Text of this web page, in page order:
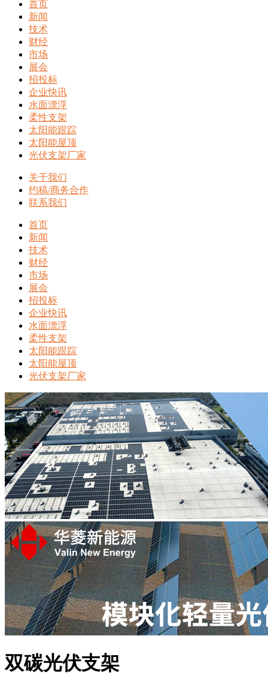
首页
新闻
技术
财经
市场
展会
招投标
企业快讯
水面漂浮
柔性支架
太阳能跟踪
太阳能屋顶
光伏支架厂家
关于我们
约稿/商务合作
联系我们
首页
新闻
技术
财经
市场
展会
招投标
企业快讯
水面漂浮
柔性支架
太阳能跟踪
太阳能屋顶
光伏支架厂家
双碳光伏支架